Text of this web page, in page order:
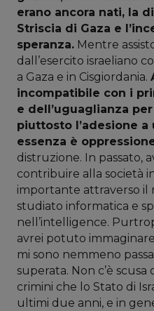
erano ancora nati, la
Striscia di Gaza e
speranza. Mentre
dall’esercito israeliano
a Gaza e in Cisgiordania.
incompatibile con i
e dell’uguaglianza
piuttosto l’adesione a
essenza è
distruzione. In passato,
contribuire alla società
importante attraverso il
studiato informatica e
nell’intelligence.
avrei potuto
mi sono nemmeno
superata. Non c’è
crimini che lo Stato di
ultimi due anni, e in